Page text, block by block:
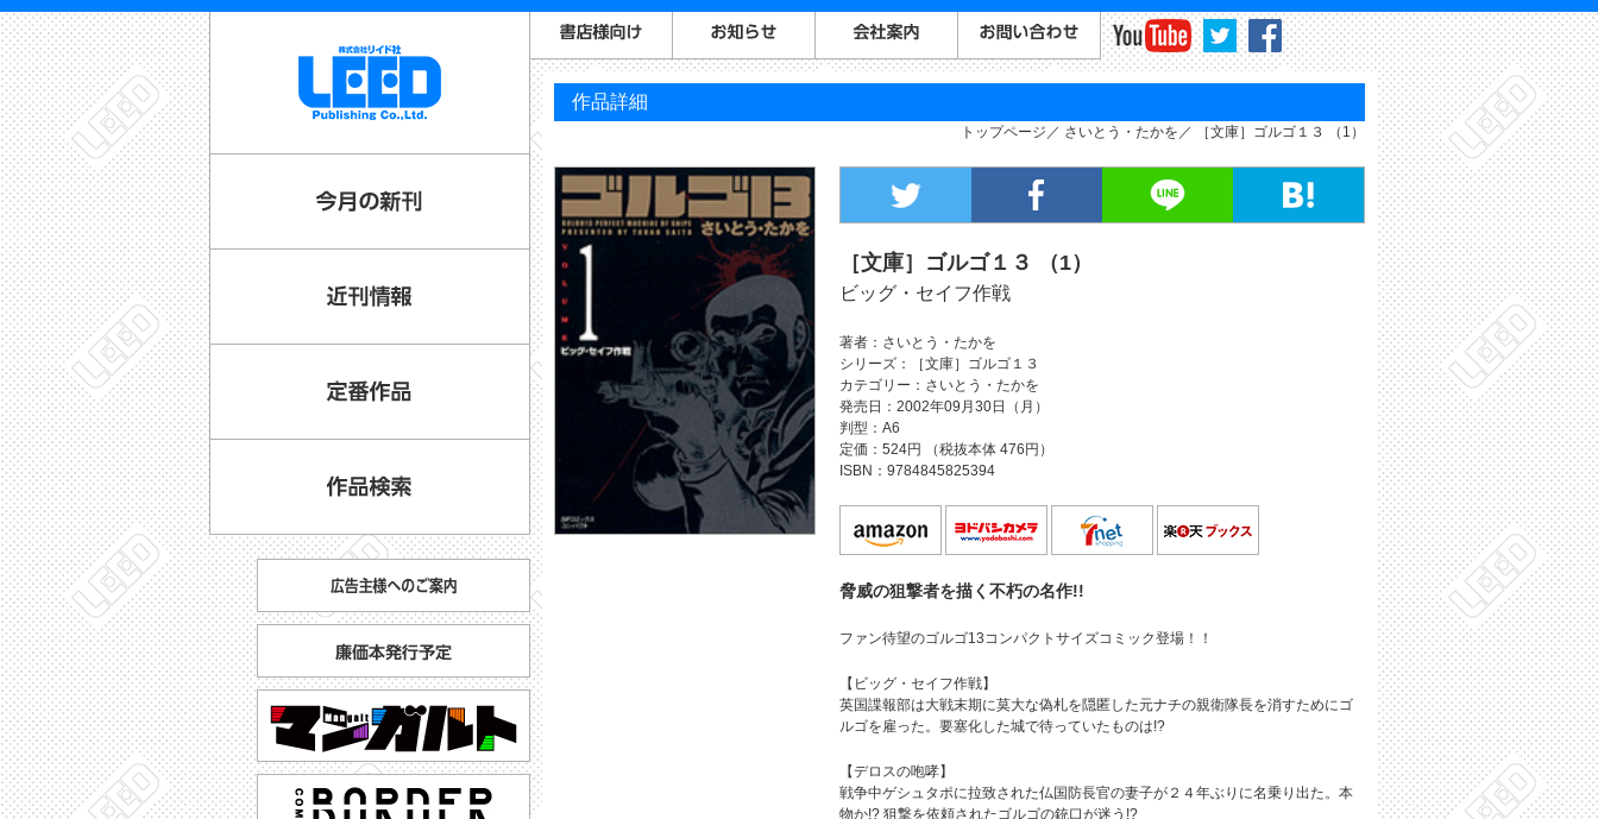
作品詳細
トップページ さいとう・たかを ［文庫］ゴルゴ１３ （1）
［文庫］ゴルゴ１３ （1）
ビッグ・セイフ作戦
著者
さいとう・たかを
シリーズ
［文庫］ゴルゴ１３
カテゴリー
さいとう・たかを
発売日
2002年09月30日（月）
判型
A6
定価
524円 （税抜本体 476円）
ISBN
9784845825394
脅威の狙撃者を描く不朽の名作!!
ファン待望のゴルゴ13コンパクトサイズコミック登場！！
【ビッグ・セイフ作戦】
英国諜報部は大戦末期に莫大な偽札を隠匿した元ナチの親衛隊長を消すためにゴ
ルゴを雇った。要塞化した城で待っていたものは!?
【デロスの咆哮】
戦争中ゲシュタポに拉致された仏国防長官の妻子が２４年ぶりに名乗り出た。本
物か!? 狙撃を依頼されたゴルゴの銃口が迷う!?